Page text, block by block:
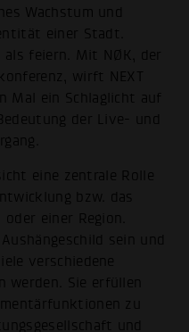
Wachstum und
einer Stadt.
feiern. Mit NØK, der
wirft NEXT
Mal ein Schlaglicht auf
der Live- und
eine zentrale Rolle
bzw. das
einer Region.
sein und
verschiedene
werden. Sie erfüllen
zu
und